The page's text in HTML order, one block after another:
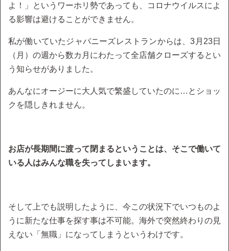
よ！」というワーホリ勢であっても、コロナウイルスによ
る影響は避けることができません。
私が働いていたジャパニーズレストランからは、3月23日
（月）の週から数カ月にわたって全店舗クローズするとい
う知らせがありました。
あんなにオージーに大人気で繁盛していたのに…とショッ
クを隠しきれません。
お店が長期間に渡って閉まるということは、そこで働いて
いる人はみんな職を失ってしまいます。
そして上でも説明したように、今この状況下でいつものよ
うに新たな仕事を探す事は不可能。海外で突然終わりの見
えない「無職」になってしまうというわけです。